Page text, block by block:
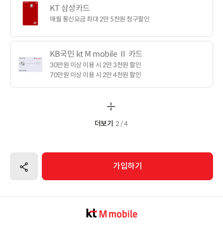
KT 삼성카드
매월 통신요금 최대 2만 5천원 청구할인
KB국민 kt M mobile Ⅱ 카드
30만원 이상 이용 시 2만 3천원 할인
70만원 이상 이용 시 2만 4천원 할인
더보기 2 / 4
공유하기 가입하기